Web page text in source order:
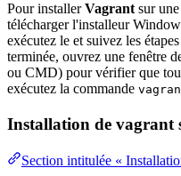
Pour installerVagrant sur
télécharger l'installeur
exécutez le et suivez les
terminée, ouvrez une fenêtre
ou CMD) pour vérifier que
exécutez la commande
Installation de vagrant
Section intitulée «